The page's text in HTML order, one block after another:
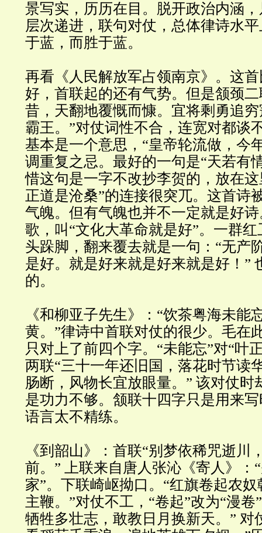
景写实，历历在目。脱开政治内涵
层次递进，联句对仗，总体律诗水
于蓝，而胜于蓝。
再看《人民解放军占领南京》。这
好，首联起的还有气势。但是颔颈
昔，天翻地覆慨而慷。宜将剩勇追
霸王。”对仗词性不合，连宽对都谈
基本是一个意思，“皇帝轮流做，今
调重复之忌。最好的一句是“天若有
惜这句是一字不改抄李贺的，放在
正道是沧桑”的连接很突兀。这首诗
气魄。但有气魄也并不一定就是好
歌，叫“文化大革命就是好”。一群
头跺脚，翻来覆去就是一句：“无产
是好。就是好来就是好来就是好！”
的。
《和柳亚子先生》：“饮茶粤海未能
黄。”律诗中首联对仗的很少。毛在
只对上了前四个字。“未能忘”对“叶
两联“三十一年还旧国，落花时节读
肠断，风物长宜放眼量。” 该对仗时
是功力不够。颔联十四字只是用来
语言太不精练。
《到韶山》：首联“别梦依稀咒逝川
前。” 上联来自唐人张沁《寄人》：
家”。下联崎岖拗口。“红旗卷起农
主鞭。”对仗不工，“卷起”改为“漫卷
牺牲多壮志，敢教日月换新天。” 对